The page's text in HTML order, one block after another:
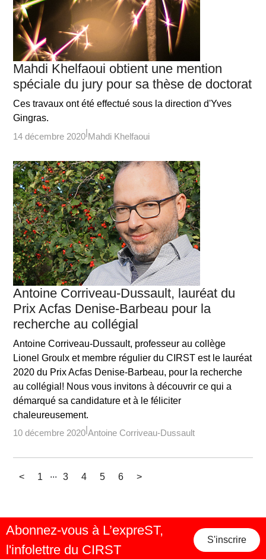
Mahdi Khelfaoui obtient une mention
spéciale du jury pour sa thèse de doctorat
Ces travaux ont été effectué sous la direction d'Yves
Gingras.
14 décembre 2020 Mahdi Khelfaoui
Antoine Corriveau-Dussault, lauréat du
Prix Acfas Denise-Barbeau pour la
recherche au collégial
Antoine Corriveau-Dussault, professeur au collège
Lionel Groulx et membre régulier du CIRST est le lauréat
2020 du Prix Acfas Denise-Barbeau, pour la recherche
au collégial! Nous vous invitons à découvrir ce qui a
démarqué sa candidature et à le féliciter
chaleureusement.
10 décembre 2020 Antoine Corriveau-Dussault
< 1 ... 3 4 5 6 >
Abonnez-vous à L’expreST,
l'infolettre du CIRST
S'inscrire